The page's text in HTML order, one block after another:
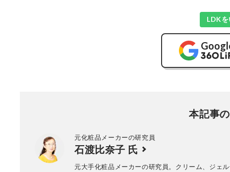
LDKを
本記事
元化粧品メーカーの研究員
石渡比奈子 氏
元大手化粧品メーカーの研究員。クリーム、ジェ